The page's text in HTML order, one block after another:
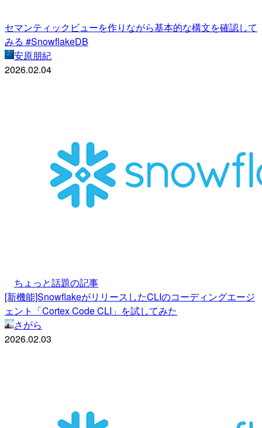
セマンティックビューを作りながら基本的な構文を確認して
みる #SnowflakeDB
安原朋紀
2026.02.04
ちょっと話題の記事
[新機能]SnowflakeがリリースしたCLIのコーディングエージ
ェント「Cortex Code CLI」を試してみた
さがら
2026.02.03